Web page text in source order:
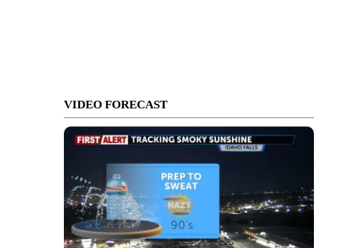
VIDEO FORECAST